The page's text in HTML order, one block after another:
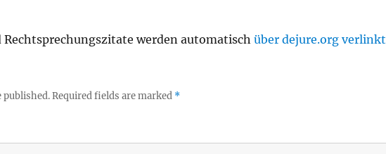
Rechtsprechungszitate werden automatischüber dejure.org verlinkt
published.Required fields are marked *